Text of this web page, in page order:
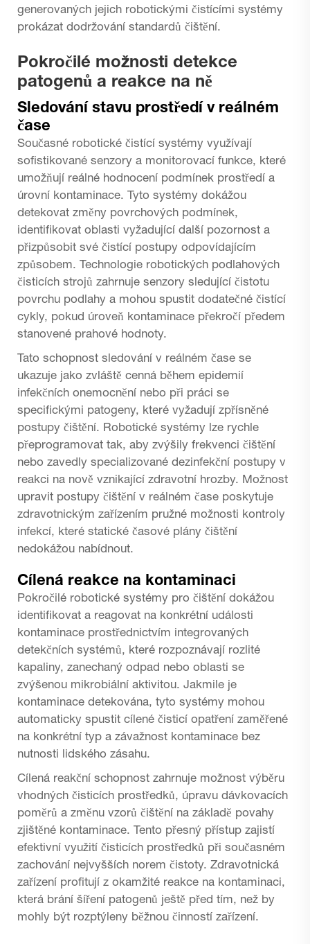
generovaných jejich robotickými čistícími systémy
prokázat dodržování standardů čištění.
Pokročilé možnosti detekce
patogenů a reakce na ně
Sledování stavu prostředí v reálném
čase
Současné robotické čistící systémy využívají
sofistikované senzory a monitorovací funkce, které
umožňují reálné hodnocení podmínek prostředí a
úrovní kontaminace. Tyto systémy dokážou
detekovat změny povrchových podmínek,
identifikovat oblasti vyžadující další pozornost a
přizpůsobit své čistící postupy odpovídajícím
způsobem. Technologie robotických podlahových
čisticích strojů zahrnuje senzory sledující čistotu
povrchu podlahy a mohou spustit dodatečné čistící
cykly, pokud úroveň kontaminace překročí předem
stanovené prahové hodnoty.
Tato schopnost sledování v reálném čase se
ukazuje jako zvláště cenná během epidemií
infekčních onemocnění nebo při práci se
specifickými patogeny, které vyžadují zpřísněné
postupy čištění. Robotické systémy lze rychle
přeprogramovat tak, aby zvýšily frekvenci čištění
nebo zavedly specializované dezinfekční postupy v
reakci na nově vznikající zdravotní hrozby. Možnost
upravit postupy čištění v reálném čase poskytuje
zdravotnickým zařízením pružné možnosti kontroly
infekcí, které statické časové plány čištění
nedokážou nabídnout.
Cílená reakce na kontaminaci
Pokročilé robotické systémy pro čištění dokážou
identifikovat a reagovat na konkrétní události
kontaminace prostřednictvím integrovaných
detekčních systémů, které rozpoznávají rozlité
kapaliny, zanechaný odpad nebo oblasti se
zvýšenou mikrobiální aktivitou. Jakmile je
kontaminace detekována, tyto systémy mohou
automaticky spustit cílené čisticí opatření zaměřené
na konkrétní typ a závažnost kontaminace bez
nutnosti lidského zásahu.
Cílená reakční schopnost zahrnuje možnost výběru
vhodných čisticích prostředků, úpravu dávkovacích
poměrů a změnu vzorů čištění na základě povahy
zjištěné kontaminace. Tento přesný přístup zajistí
efektivní využití čisticích prostředků při současném
zachování nejvyšších norem čistoty. Zdravotnická
zařízení profitují z okamžité reakce na kontaminaci,
která brání šíření patogenů ještě před tím, než by
mohly být rozptýleny běžnou činností zařízení.